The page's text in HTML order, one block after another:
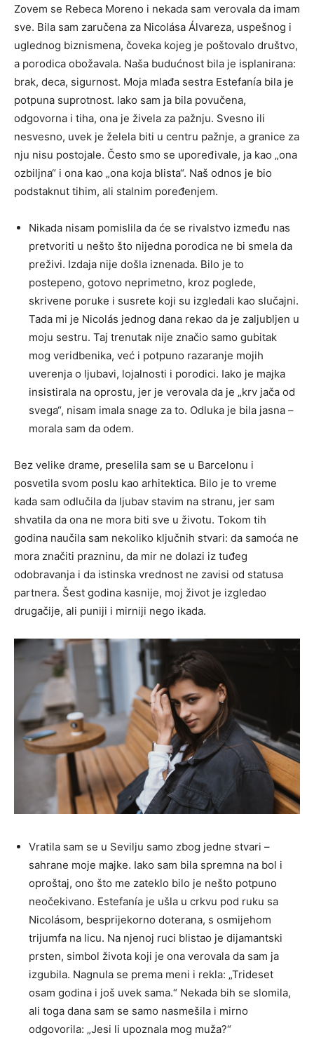
Zovem se Rebeca Moreno i nekada sam verovala da imam
sve. Bila sam zaručena za Nicolása Álvareza, uspešnog i
uglednog biznismena, čoveka kojeg je poštovalo društvo,
a porodica obožavala. Naša budućnost bila je isplanirana:
brak, deca, sigurnost. Moja mlađa sestra Estefanía bila je
potpuna suprotnost. Iako sam ja bila povučena,
odgovorna i tiha, ona je živela za pažnju. Svesno ili
nesvesno, uvek je želela biti u centru pažnje, a granice za
nju nisu postojale. Često smo se upoređivale, ja kao „ona
ozbiljna“ i ona kao „ona koja blista“. Naš odnos je bio
podstaknut tihim, ali stalnim poređenjem.
Nikada nisam pomislila da će se rivalstvo između nas
pretvoriti u nešto što nijedna porodica ne bi smela da
preživi. Izdaja nije došla iznenada. Bilo je to
postepeno, gotovo neprimetno, kroz poglede,
skrivene poruke i susrete koji su izgledali kao slučajni.
Tada mi je Nicolás jednog dana rekao da je zaljubljen u
moju sestru. Taj trenutak nije značio samo gubitak
mog veridbenika, već i potpuno razaranje mojih
uverenja o ljubavi, lojalnosti i porodici. Iako je majka
insistirala na oprostu, jer je verovala da je „krv jača od
svega“, nisam imala snage za to. Odluka je bila jasna –
morala sam da odem.
Bez velike drame, preselila sam se u Barcelonu i
posvetila svom poslu kao arhitektica. Bilo je to vreme
kada sam odlučila da ljubav stavim na stranu, jer sam
shvatila da ona ne mora biti sve u životu. Tokom tih
godina naučila sam nekoliko ključnih stvari: da samoća ne
mora značiti prazninu, da mir ne dolazi iz tuđeg
odobravanja i da istinska vrednost ne zavisi od statusa
partnera. Šest godina kasnije, moj život je izgledao
drugačije, ali puniji i mirniji nego ikada.
Vratila sam se u Sevilju samo zbog jedne stvari –
sahrane moje majke. Iako sam bila spremna na bol i
oproštaj, ono što me zateklo bilo je nešto potpuno
neočekivano. Estefanía je ušla u crkvu pod ruku sa
Nicolásom, besprijekorno doterana, s osmijehom
trijumfa na licu. Na njenoj ruci blistao je dijamantski
prsten, simbol života koji je ona verovala da sam ja
izgubila. Nagnula se prema meni i rekla: „Trideset
osam godina i još uvek sama.“ Nekada bih se slomila,
ali toga dana sam se samo nasmešila i mirno
odgovorila: „Jesi li upoznala mog muža?“